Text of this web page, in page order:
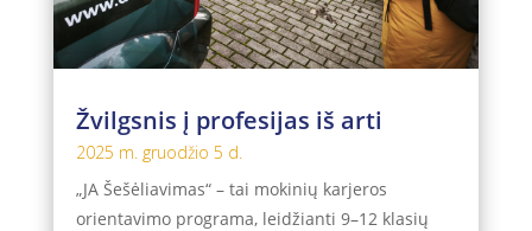
Žvilgsnis į profesijas iš arti
2025 m. gruodžio 5 d.
„JA Šešėliavimas“ – tai mokinių karjeros
orientavimo programa, leidžianti 9–12 klasių